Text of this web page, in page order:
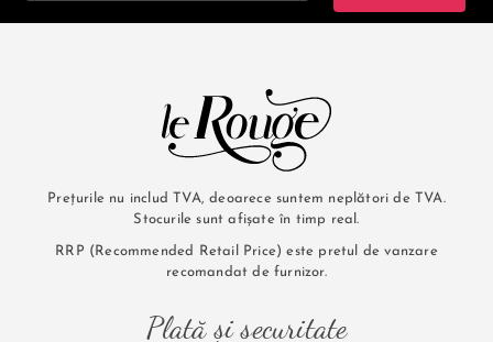
Prețurile nu includ TVA, deoarece suntem neplători de TVA.
Stocurile sunt afișate în timp real.
RRP (Recommended Retail Price) este pretul de vanzare
recomandat de furnizor.
Plată și securitate